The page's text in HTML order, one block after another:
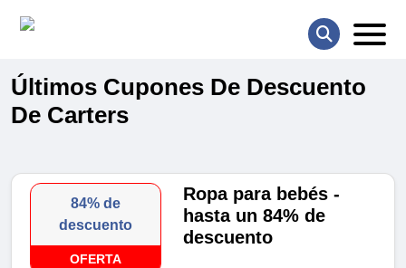
Últimos Cupones De Descuento
De Carters
84% de
descuento
OFERTA
Ropa para bebés -
hasta un 84% de
descuento